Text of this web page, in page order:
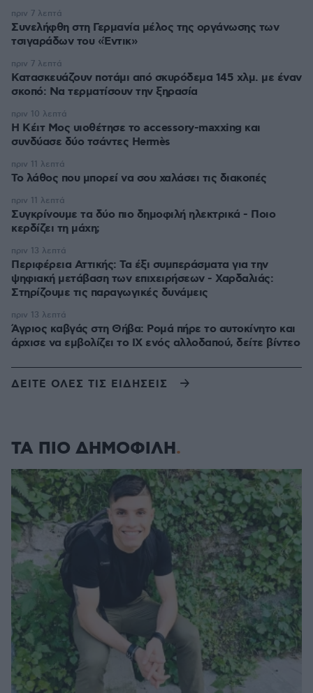
Συνελήφθη στη Γερμανία μέλος της οργάνωσης των
τσιγαράδων του «Έντικ»
πριν 7 λεπτά
Κατασκευάζουν ποτάμι από σκυρόδεμα 145 χλμ. με έναν
σκοπό: Να τερματίσουν την ξηρασία
πριν 7 λεπτά
Η Κέιτ Μος υιοθέτησε τo accessory-maxxing και
συνδύασε δύο τσάντες Hermès
πριν 10 λεπτά
Το λάθος που μπορεί να σου χαλάσει τις διακοπές
πριν 11 λεπτά
Συγκρίνουμε τα δύο πιο δημοφιλή ηλεκτρικά - Ποιο
κερδίζει τη μάχη;
πριν 11 λεπτά
Περιφέρεια Αττικής: Τα έξι συμπεράσματα για την
ψηφιακή μετάβαση των επιχειρήσεων - Χαρδαλιάς:
Στηρίζουμε τις παραγωγικές δυνάμεις
πριν 13 λεπτά
Άγριος καβγάς στη Θήβα: Ρομά πήρε το αυτοκίνητο και
άρχισε να εμβολίζει το ΙΧ ενός αλλοδαπού, δείτε βίντεο
πριν 13 λεπτά
ΔΕΙΤΕ ΟΛΕΣ ΤΙΣ ΕΙΔΗΣΕΙΣ
ΤΑ ΠΙΟ ΔΗΜΟΦΙΛΗ